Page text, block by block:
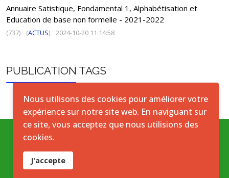
Annuaire Satistique, Fondamental 1, Alphabétisation et
Education de base non formelle - 2021-2022
(737) (ACTUS) 2024-10-20 11:14:58
PUBLICATION TAGS
Accord de licence ouverte
Nous utilisons des cookies pour améliorer votre
expérience sur notre site web. En naviguant sur
ce site, vous acceptez que nous utilisions des
cookies.
J'accepte